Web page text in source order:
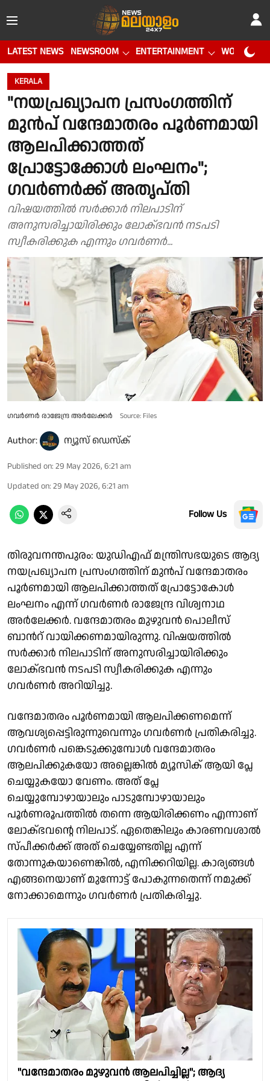
LATEST NEWS NEWSROOM ENTERTAINMENT WORLD CUP
KERALA
"നയപ്രഖ്യാപന പ്രസംഗത്തിന്
മുൻപ് വന്ദേമാതരം പൂര്‍ണമായി
ആലപിക്കാത്തത്
പ്രോട്ടോക്കോള്‍ ലംഘനം";
ഗവർണർക്ക് അതൃപ്തി
വിഷയത്തിൽ സർക്കാർ നിലപാടിന്
അനുസരിച്ചായിരിക്കും ലോക്ഭവൻ നടപടി
സ്വീകരിക്കുക എന്നും ഗവർണർ...
ഗവർണർ രാജേന്ദ്ര അർലേക്കർ Source: Files
Author: ന്യൂസ് ഡെസ്ക്
Published on: 29 May 2026, 6:21 am
Updated on: 29 May 2026, 6:21 am
Follow Us
തിരുവനന്തപുരം: യുഡിഎഫ് മന്ത്രിസഭയുടെ ആദ്യ
നയപ്രഖ്യാപന പ്രസംഗത്തിന് മുൻപ് വന്ദേമാതരം
പൂര്‍ണമായി ആലപിക്കാത്തത് പ്രോട്ടോകോള്‍
ലംഘനം എന്ന് ഗവർണർ രാജേന്ദ്ര വിശ്വനാഥ
അർലേക്കർ. വന്ദേമാതരം മുഴുവന്‍ പൊലീസ്
ബാന്‍റ് വായിക്കണമായിരുന്നു. വിഷയത്തിൽ
സർക്കാർ നിലപാടിന് അനുസരിച്ചായിരിക്കും
ലോക്ഭവൻ നടപടി സ്വീകരിക്കുക എന്നും
ഗവർണർ അറിയിച്ചു.
വന്ദേമാതരം പൂർണമായി ആലപിക്കണമെന്ന്
ആവശ്യപ്പെട്ടിരുന്നുവെന്നും ഗവർണർ പ്രതികരിച്ചു.
ഗവർണർ പങ്കെടുക്കുമ്പോൾ വന്ദേമാതരം
ആലപിക്കുകയോ അല്ലെങ്കിൽ മ്യൂസിക് ആയി പ്ലേ
ചെയ്യുകയോ വേണം. അത് പ്ലേ
ചെയ്യുമ്പോഴായാലും പാടുമ്പോഴായാലും
പൂർണരൂപത്തിൽ തന്നെ ആയിരിക്കണം എന്നാണ്
ലോക്ഭവൻ്റെ നിലപാട്. ഏതെങ്കിലും കാരണവശാൽ
സ്പീക്കർക്ക് അത് ചെയ്യേണ്ടതില്ല എന്ന്
തോന്നുകയാണെങ്കിൽ, എനിക്കറിയില്ല. കാര്യങ്ങൾ
എങ്ങനെയാണ് മുന്നോട്ട് പോകുന്നതെന്ന് നമുക്ക്
നോക്കാമെന്നും ഗവർണർ പ്രതികരിച്ചു.
"വന്ദേമാതരം മുഴുവൻ ആലപിച്ചില്ല"; ആദ്യ